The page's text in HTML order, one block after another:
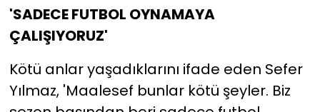
'SADECE FUTBOL OYNAMAYA
ÇALIŞIYORUZ'
Kötü anlar yaşadıklarını ifade eden Sefer
Yılmaz, 'Maalesef bunlar kötü şeyler. Biz